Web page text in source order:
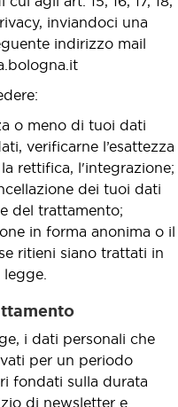
inviandoci una
indirizzo mail
o meno di tuoi dati
verificarne l’esattezza
rettifica, l'integrazione;
dei tuoi dati
del trattamento;
in forma anonima o il
ritieni siano trattati in
i dati personali che
per un periodo
fondati sulla durata
di newsletter e